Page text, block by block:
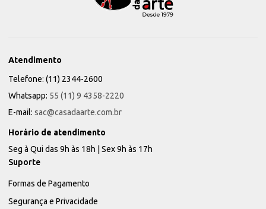
Atendimento
Telefone: (11) 2344-2600
Whatsapp: 55 (11) 9 4358-2220
E-mail: sac@casadaarte.com.br
Horário de atendimento
Seg à Qui das 9h às 18h | Sex 9h às 17h
Suporte
Formas de Pagamento
Segurança e Privacidade